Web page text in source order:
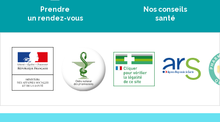
Prendre
un rendez-vous
Nos conseils
santé